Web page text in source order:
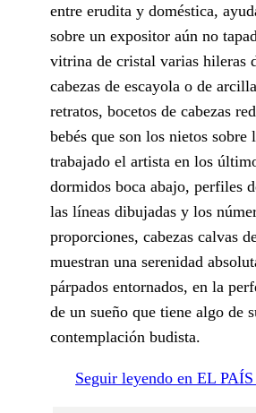
entre erudita y doméstica,
sobre un expositor aún no
vitrina de cristal varias hileras
cabezas de escayola o de
retratos, bocetos de cabezas
bebés que son los nietos sobre
trabajado el artista en los
dormidos boca abajo, perfiles
las líneas dibujadas y los
proporciones, cabezas calvas
muestran una serenidad
párpados entornados, en la
de un sueño que tiene algo de
contemplación budista.
Seguir leyendo en EL